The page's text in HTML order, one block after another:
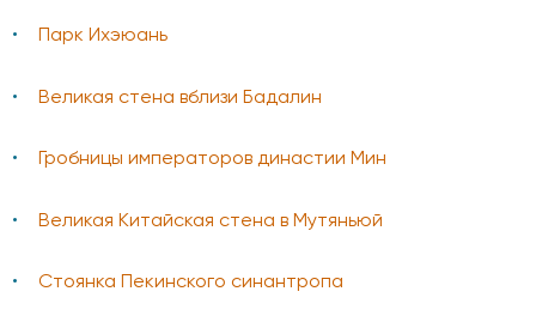
Парк Ихэюань
Великая стена вблизи Бадалин
Гробницы императоров династии Мин
Великая Китайская стена в Мутяньюй
Стоянка Пекинского синантропа